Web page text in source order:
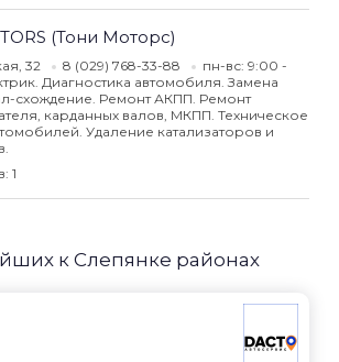
(Тони Моторс)
32 8 (029) 768-33-88
пн-вс: 9:00 -
Диагностика автомобиля. Замена
схождение. Ремонт АКПП. Ремонт
карданных валов, МКПП. Техническое
Удаление катализаторов и
1
к Слепянке районах